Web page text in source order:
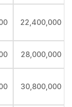
22,400,000
28,000,000
30,800,000